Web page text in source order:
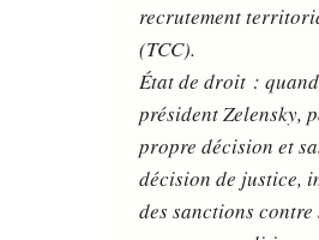
recrutement
(TCC).
État de droit :
président Zelensky,
propre décision et
décision de justice,
des sanctions contre